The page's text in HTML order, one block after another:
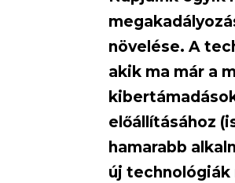
növelése. A
akik ma már a
előállításához
hamarabb
új technológiák